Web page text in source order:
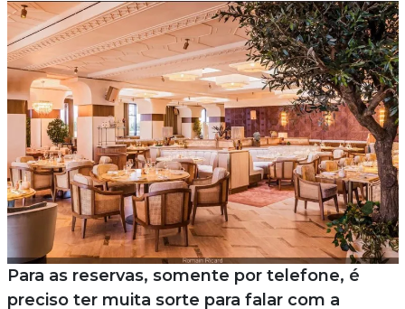
Para as reservas, somente por telefone, é
preciso ter muita sorte para falar com a